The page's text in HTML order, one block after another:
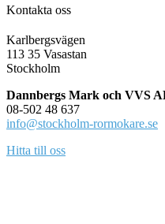
Kontakta oss
Karlbergsvägen
113 35 Vasastan
Stockholm
Dannbergs Mark och VVS
08-502 48 637
info@stockholm-rormokare.se
Hitta till oss